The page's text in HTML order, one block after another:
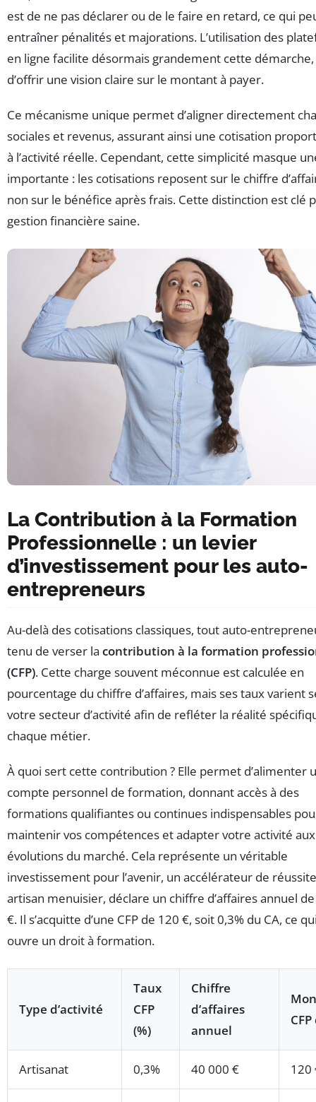
est de ne pas déclarer ou de le faire en retard, ce qui
entraîner pénalités et majorations. L’utilisation des
en ligne facilite désormais grandement cette
d’offrir une vision claire sur le montant à payer.
Ce mécanisme unique permet d’aligner directement
sociales et revenus, assurant ainsi une cotisation
à l’activité réelle. Cependant, cette simplicité masque
importante : les cotisations reposent sur le chiffre
non sur le bénéfice après frais. Cette distinction est clé
gestion financière saine.
La Contribution à la Formation
Professionnelle : un levier
d’investissement pour les auto-
entrepreneurs
Au-delà des cotisations classiques, tout auto-
tenu de verser la contribution à la formation
(CFP). Cette charge souvent méconnue est calculée en
pourcentage du chiffre d’affaires, mais ses taux varient
votre secteur d’activité afin de refléter la réalité
chaque métier.
À quoi sert cette contribution ? Elle permet d’alimenter
compte personnel de formation, donnant accès à des
formations qualifiantes ou continues indispensables
maintenir vos compétences et adapter votre activité aux
évolutions du marché. Cela représente un véritable
investissement pour l’avenir, un accélérateur de
artisan menuisier, déclare un chiffre d’affaires annuel
€. Il s’acquitte d’une CFP de 120 €, soit 0,3% du CA, ce
ouvre un droit à formation.
Type d’activité
Taux
CFP
(%)
Chiffre
d’affaires
annuel
Artisanat 0,3% 40 000 € 120